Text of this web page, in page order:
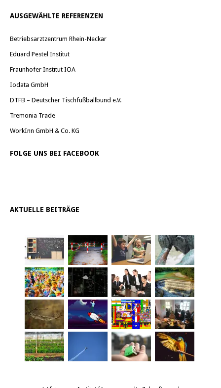
AUSGEWÄHLTE REFERENZEN
Betriebsarztzentrum Rhein-Neckar
Eduard Pestel Institut
Fraunhofer Institut IOA
Iodata GmbH
DTFB – Deutscher Tischfußballbund e.V.
Tremonia Trade
WorkInn GmbH & Co. KG
FOLGE UNS BEI FACEBOOK
AKTUELLE BEITRÄGE